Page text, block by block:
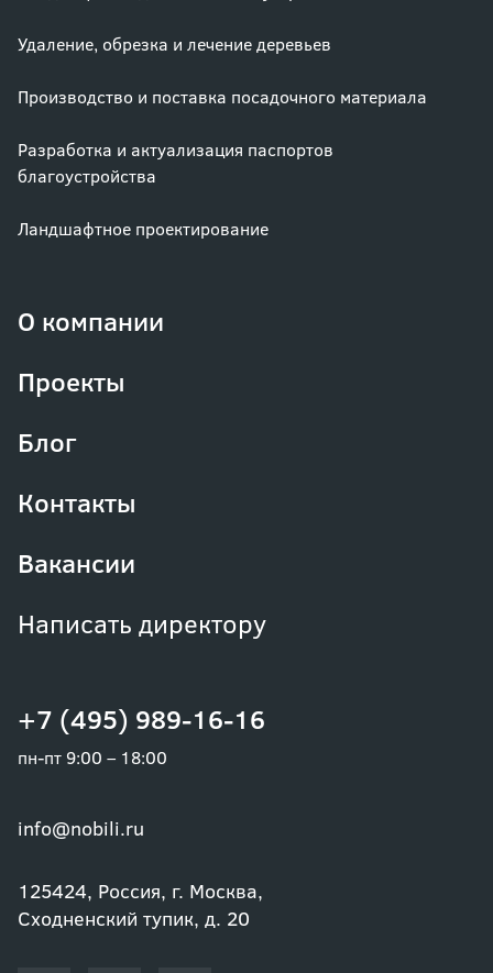
+7 (495) 989-16-16
пн-пт 9:00 – 18:00
info@nobili.ru
125424, Россия, г. Москва,
Сходненский тупик, д. 20
Удаление, обрезка и лечение деревьев
Производство и поставка посадочного материала
Разработка и актуализация паспортов
благоустройства
Ландшафтное проектирование
О компании
Проекты
Блог
Контакты
Вакансии
Написать директору